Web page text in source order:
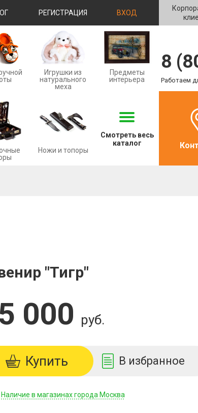
РЕГИСТРАЦИЯ ВХОД
Игрушки из
натурального
меха
Предметы
интерьера
Ножи и топоры
Смотреть весь
каталог
8
Работаем
"Тигр"
000 руб.
Купить В избранное
Наличие в магазинах города Москва